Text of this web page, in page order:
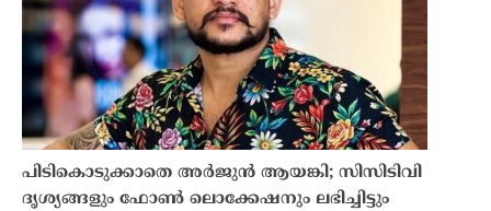
പിടികൊടുക്കാതെ അർജുൻ ആയങ്കി; സിസിടിവി
ദൃശ്യങ്ങളും ഫോൺ ലൊക്കേഷനും ലഭിച്ചിട്ടും